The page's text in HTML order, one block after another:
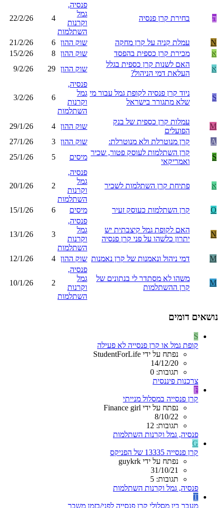
ה בחירת קרן פנסיה
פנסיה,
גמל
וקרנות
השתלמות
4
22/2/26
N עמלת קניה על קרן מחקה שוק ההון 6
21/2/26
א
מכירת קרן כספית בהפסד שוק ההון 8
15/2/26
א
האם לשנות קרן כספית בגלל
העלאת דמי הניהול?
שוק ההון 29
9/2/26
S
ניוד קרן פנסיה לקופת גמל עבור מי
שלא מתגורר בישראל
פנסיה,
גמל
וקרנות
השתלמות
6
3/2/26
M
עמלות קרן כספית של בנק
הפועלים
שוק ההון 4
29/1/26
A
קרן מנוטרלת ולא מנוטרלת: שוק ההון 3
27/1/26
S
קרן השתלמות לעוסק פטור, שכיר
ואמריקאי
מיסים 5
25/1/26
א פתיחת קרן השתלמות לשכיר
פנסיה,
גמל
וקרנות
השתלמות
2
20/1/26
O קרן השתלמות כעוסק זעיר מיסים 6
15/1/26
N
האם לקופת גמל קיצבתית יש
יתרון כלשהו על פני קרן פנסיה
פנסיה,
גמל
וקרנות
השתלמות
3
13/1/26
M דמי ניהול ונאמנות של קרן נאמנות שוק ההון 4
12/1/26
M
משהו לא מסתדר לי בנתונים של
קרן ההשתלמות
פנסיה,
גמל
וקרנות
השתלמות
2
10/1/26
נושאים דומים
S
קופת גמל או קרן פנסייה לא פעילה
נפתח על ידי StudentForLife
14/12/20
תגובות: 0
צרכנות פיננסית
F
קרן פנסייה במסלול מנייתי
נפתח על ידי Finance girl
8/10/22
תגובות: 12
פנסיה, גמל וקרנות השתלמות
G
קרן פנסייה 13335 של הפניקס
נפתח על ידי guykrk
31/10/21
תגובות: 5
פנסיה, גמל וקרנות השתלמות
T
מעבר בין מסלולי קרן פנסייה לפני/בזמן משבר